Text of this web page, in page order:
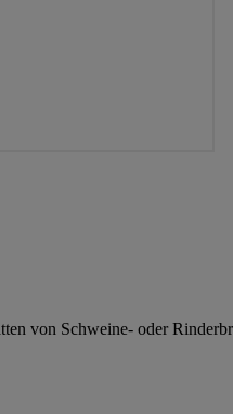
von Schweine- oder